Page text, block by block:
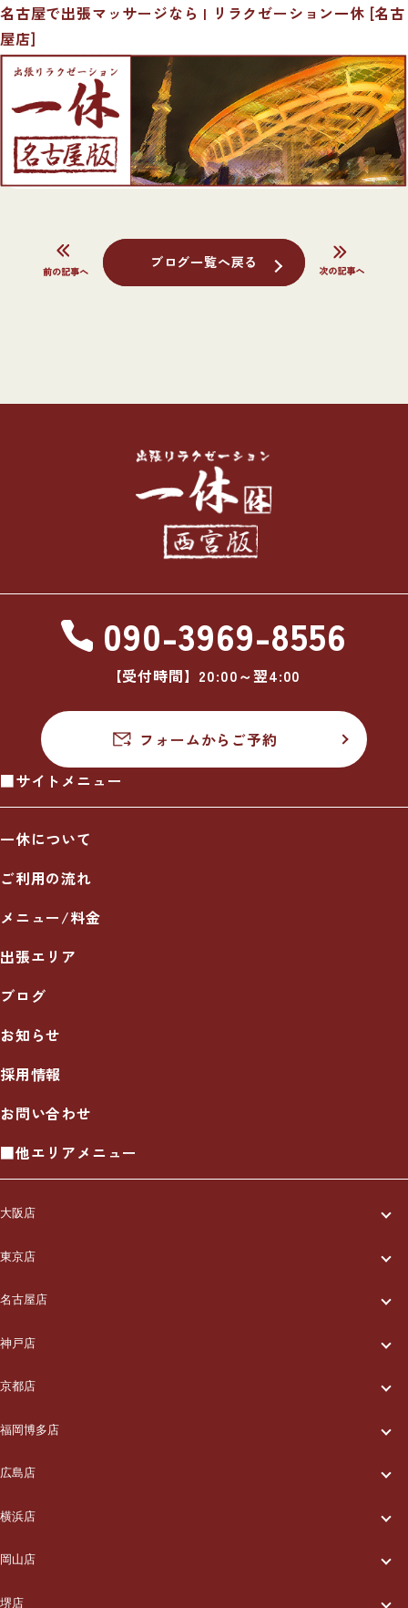
名古屋で出張マッサージなら | リラクゼーション一休 [名古
屋店]
ブログ一覧へ戻る
090-3969-8556
【受付時間】20:00～翌4:00
フォームからご予約
■サイトメニュー
一休について
ご利用の流れ
メニュー/料金
出張エリア
ブログ
お知らせ
採用情報
お問い合わせ
■他エリアメニュー
大阪店
一休について
ご利用の流れ
メニュー/料金
出張エリア
ブログ
お知らせ
採用情報
お問い合わせ
東京店
一休について
ご利用の流れ
メニュー/料金
出張エリア
ブログ
お知らせ
採用情報
名古屋店
一休について
ご利用の流れ
メニュー/料金
出張エリア
ブログ
お知らせ
神戸店
一休について
ご利用の流れ
メニュー/料金
出張エリア
ブログ
京都店
一休について
ご利用の流れ
メニュー/料金
出張エリア
ブログ
福岡博多店
一休について
ご利用の流れ
メニュー/料金
出張エリア
広島店
一休について
ご利用の流れ
メニュー/料金
横浜店
一休について
ご利用の流れ
岡山店
一休について
堺店